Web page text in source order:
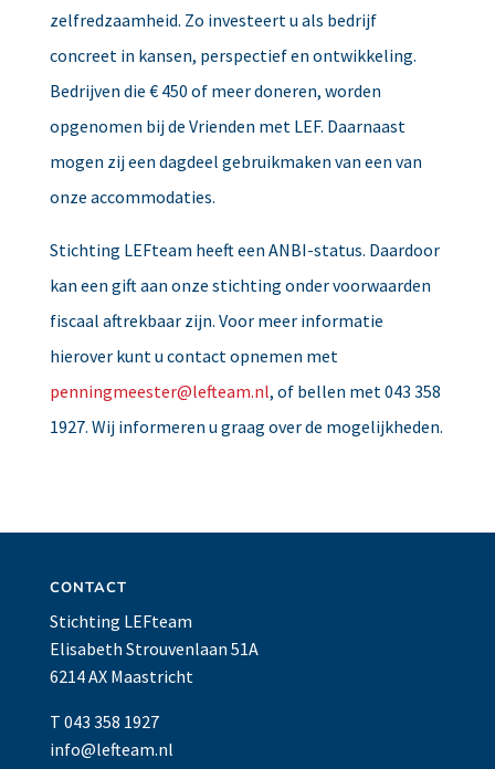
zelfredzaamheid. Zo investeert u als bedrijf
concreet in kansen, perspectief en ontwikkeling.
Bedrijven die € 450 of meer doneren, worden
opgenomen bij de Vrienden met LEF. Daarnaast
mogen zij een dagdeel gebruikmaken van een van
onze accommodaties.
Stichting LEFteam heeft een ANBI-status. Daardoor
kan een gift aan onze stichting onder voorwaarden
fiscaal aftrekbaar zijn. Voor meer informatie
hierover kunt u contact opnemen met
penningmeester@lefteam.nl, of bellen met 043 358
1927. Wij informeren u graag over de mogelijkheden.
CONTACT
Stichting LEFteam
Elisabeth Strouvenlaan 51A
6214 AX Maastricht
T 043 358 1927
info@lefteam.nl